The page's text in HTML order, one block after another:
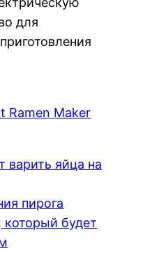
для
Ramen Maker
варить яйца на
пирога
который будет